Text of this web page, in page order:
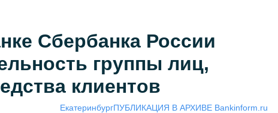
Сбербанка России
группы лиц,
клиентов
ЕкатеринбургПУБЛИКАЦИЯ В АРХИВЕ Bankinform.ru